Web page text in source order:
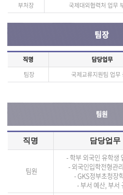
부처장
국제대외협력처 업무
팀장
직명 담당업무
팀장
국제교류지원팀 업무
팀원
직명 담당업무
팀원
- 학부 외국인 유학생
- 외국인입학전형관
- GKS정부초청장
- 부서 예산, 부서